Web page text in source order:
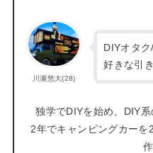
川瀬悠大(28)
DIYオタ
好きな引
独学でDIYを始め、DIY系
2年でキャンピングカーを